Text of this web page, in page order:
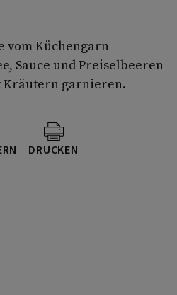
vom Küchengarn
Sauce und Preiselbeeren
garnieren.
DRUCKEN